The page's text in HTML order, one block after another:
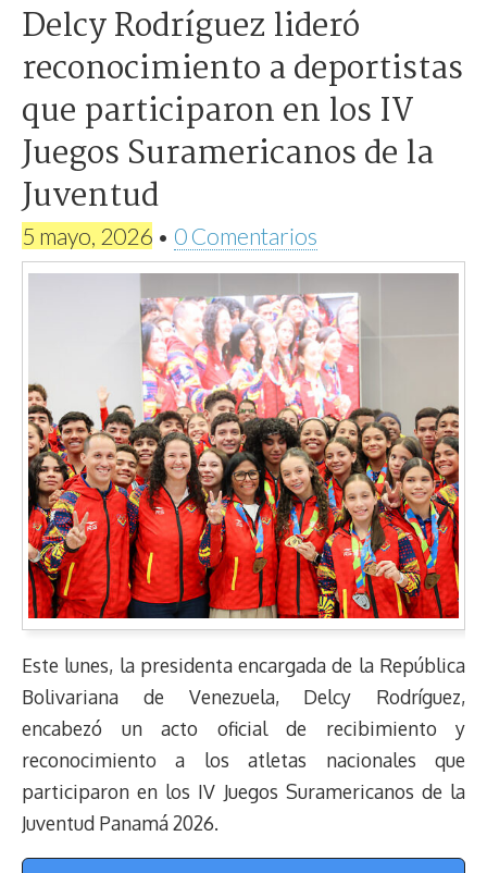
Delcy Rodríguez lideró
reconocimiento a deportistas
que participaron en los IV
Juegos Suramericanos de la
Juventud
5 mayo, 2026 • 0 Comentarios
Este lunes, la presidenta encargada de la República
Bolivariana de Venezuela, Delcy Rodríguez,
encabezó un acto oficial de recibimiento y
reconocimiento a los atletas nacionales que
participaron en los IV Juegos Suramericanos de la
Juventud Panamá 2026.